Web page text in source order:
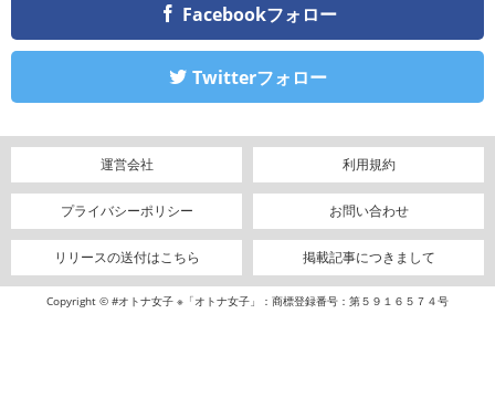
Facebookフォロー
Twitterフォロー
運営会社 利用規約
プライバシーポリシー お問い合わせ
リリースの送付はこちら 掲載記事につきまして
Copyright © #オトナ女子 ※「オトナ女子」：商標登録番号：第５９１６５７４号